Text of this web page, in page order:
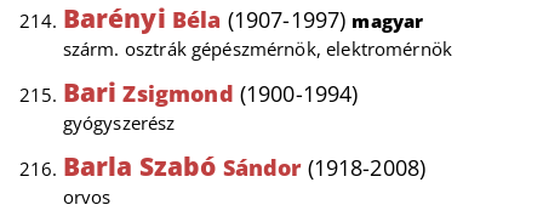
Barényi Béla (1907-1997) magyar
szárm. osztrák gépészmérnök, elektromérnök
BariZsigmond (1900-1994)
gyógyszerész
Barla Szabó Sándor (1918-2008)
orvos